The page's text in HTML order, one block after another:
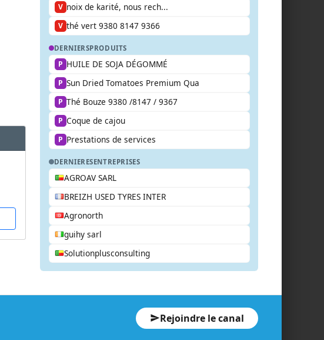
V noix de karité, nous rech...
V thé vert 9380 8147 9366
DERNIERSPRODUITS
P HUILE DE SOJA DÉGOMMÉ
P Sun Dried Tomatoes Premium Qua
P Thé Bouze 9380 /8147 / 9367
P Coque de cajou
P Prestations de services
DERNIERESENTREPRISES
AGROAV SARL
BREIZH USED TYRES INTER
Agronorth
guihy sarl
Solutionplusconsulting
Rejoindre le canal